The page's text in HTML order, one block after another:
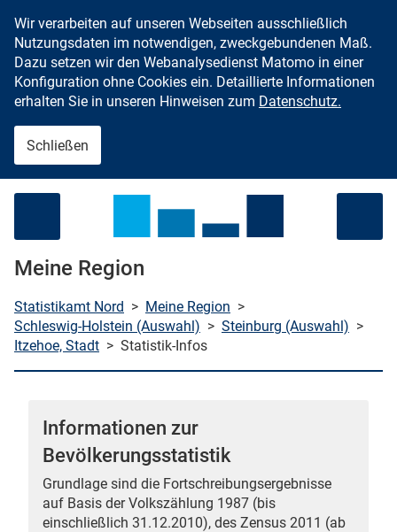
Zum Inhalt springen
Wir verarbeiten auf unseren Webseiten ausschließlich
Nutzungsdaten im notwendigen, zweckgebundenen Maß.
Dazu setzen wir den Webanalysedienst Matomo in einer
Konfiguration ohne Cookies ein. Detaillierte Informationen
erhalten Sie in unseren Hinweisen zum Datenschutz.
Schließen
Meine Region
Statistikamt Nord > Meine Region >
Schleswig-Holstein (Auswahl) > Steinburg (Auswahl) >
Itzehoe, Stadt > Statistik-Infos
Informationen zur
Bevölkerungsstatistik
Grundlage sind die Fortschreibungsergebnisse
auf Basis der Volkszählung 1987 (bis
einschließlich 31.12.2010), des Zensus 2011 (ab